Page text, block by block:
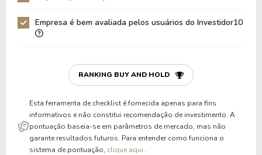
Empresa é bem avaliada pelos usuários do Investidor10
RANKING BUY AND HOLD
Esta ferramenta de checklist é fornecida apenas para fins
informativos e não constitui recomendação de investimento. A
pontuação baseia-se em parâmetros de mercado, mas não
garante resultados futuros. Para entender como funciona o
sistema de pontuação, clique aqui .